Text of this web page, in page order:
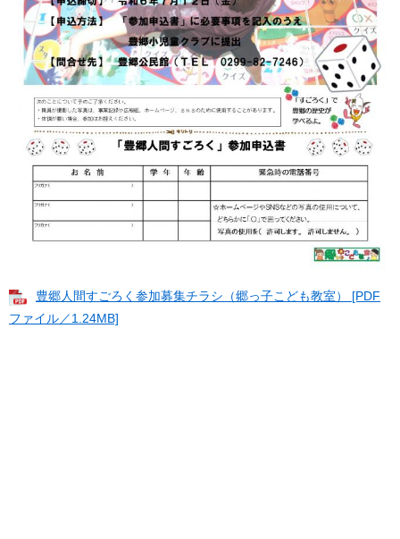
豊郷人間すごろく参加募集チラシ（郷っ子こども教室） [PDF
ファイル／1.24MB]